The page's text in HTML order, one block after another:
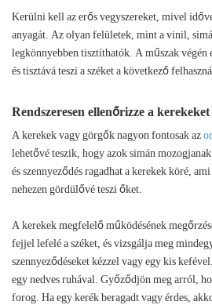
Kerülni kell az erős vegyszereket, mivel
anyagát. Az olyan felületek, mint a vinil,
legkönnyebben tisztíthatók. A műszak végén
és tisztává teszi a széket a következő
Rendszeresen ellenőrizze a kerekeket
A kerekek vagy görgők nagyon fontosak az
lehetővé teszik, hogy azok simán
és szennyeződés ragadhat a kerekek köré,
nehezen gördülővé teszi őket.
A kerekek megfelelő működésének
fejjel lefelé a széket, és vizsgálja meg
szennyeződéseket kézzel vagy egy kis
egy nedves ruhával. Győződjön meg arról,
forog. Ha egy kerék beragadt vagy érdes,